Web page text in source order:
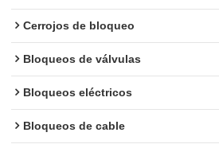
Cerrojos de bloqueo
Bloqueos de válvulas
Bloqueos eléctricos
Bloqueos de cable